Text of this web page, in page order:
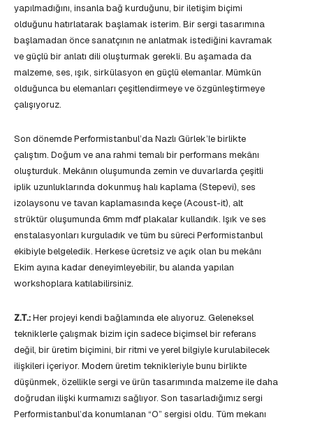
yapılmadığını, insanla bağ kurduğunu, bir iletişim biçimi
olduğunu hatırlatarak başlamak isterim. Bir sergi tasarımına
başlamadan önce sanatçının ne anlatmak istediğini kavramak
ve güçlü bir anlatı dili oluşturmak gerekli. Bu aşamada da
malzeme, ses, ışık, sirkülasyon en güçlü elemanlar. Mümkün
olduğunca bu elemanları çeşitlendirmeye ve özgünleştirmeye
çalışıyoruz.
Son dönemde Performistanbul’da Nazlı Gürlek’le birlikte
çalıştım. Doğum ve ana rahmi temalı bir performans mekânı
oluşturduk. Mekânın oluşumunda zemin ve duvarlarda çeşitli
iplik uzunluklarında dokunmuş halı kaplama (Stepevi), ses
izolaysonu ve tavan kaplamasında keçe (Acoust-it), alt
strüktür oluşumunda 6mm mdf plakalar kullandık. Işık ve ses
enstalasyonları kurguladık ve tüm bu süreci Performistanbul
ekibiyle belgeledik. Herkese ücretsiz ve açık olan bu mekânı
Ekim ayına kadar deneyimleyebilir, bu alanda yapılan
workshoplara katılabilirsiniz.
Z.T.:Her projeyi kendi bağlamında ele alıyoruz. Geleneksel
tekniklerle çalışmak bizim için sadece biçimsel bir referans
değil, bir üretim biçimini, bir ritmi ve yerel bilgiyle kurulabilecek
ilişkileri içeriyor. Modern üretim teknikleriyle bunu birlikte
düşünmek, özellikle sergi ve ürün tasarımında malzeme ile daha
doğrudan ilişki kurmamızı sağlıyor. Son tasarladığımız sergi
Performistanbul’da konumlanan “O” sergisi oldu. Tüm mekanı